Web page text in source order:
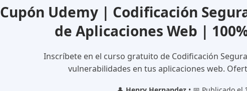
Cupón Udemy | Codificación
de Aplicaciones Web |
Inscríbete en el curso gratuito de Codificación
vulnerabilidades en tus aplicaciones web.